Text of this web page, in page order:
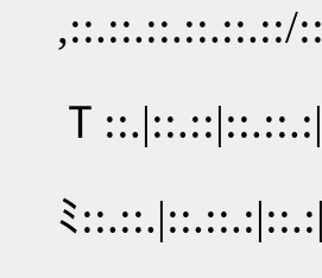
,::.::.::.::.::.::/
Ｔ
,::.:
ﾐ
/ ::.